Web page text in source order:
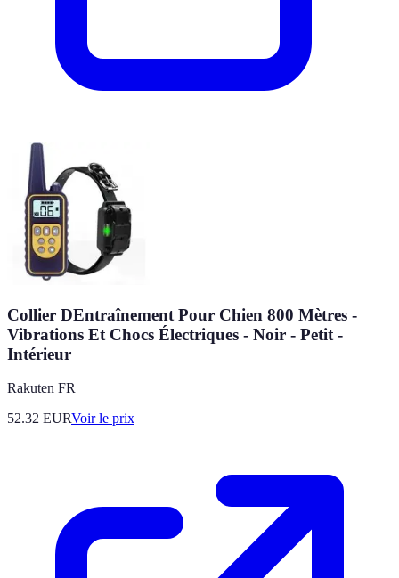
Collier DEntraînement Pour Chien 800 Mètres -
Vibrations Et Chocs Électriques - Noir - Petit -
Intérieur
Rakuten FR
52.32 EURVoir le prix